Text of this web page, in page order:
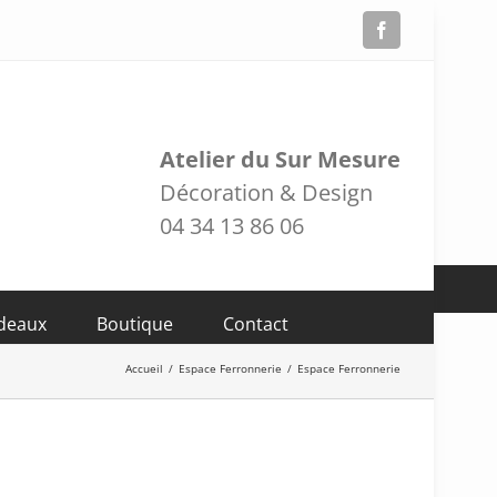
Atelier du Sur Mesure
Décoration & Design
04 34 13 86 06
Boutique Contact
Accueil / Espace Ferronnerie / Espace Ferronnerie